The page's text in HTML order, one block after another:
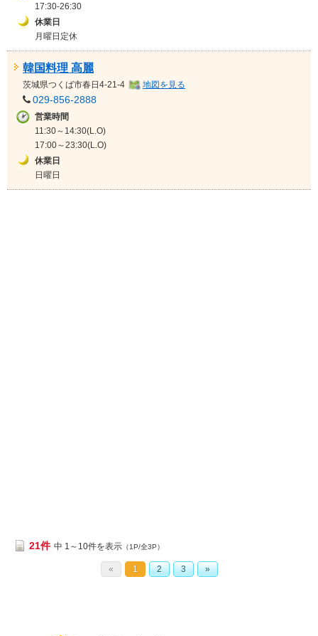
17:30-26:30
休業日
月曜日定休
韓国料理 高麗
茨城県つくば市春日4-21-4 地図を見る
029-856-2888
営業時間
11:30～14:30(L.O)
17:00～23:30(L.O)
休業日
日曜日
21件 中 1～10件を表示 （1P/全3P）
« 1 2 3 »